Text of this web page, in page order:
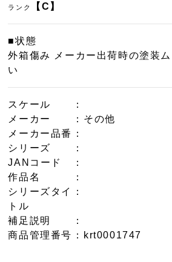
ランク 【C】
■状態
外箱傷み メーカー出荷時の塗装
い
スケール
：
メーカー
：その他
メーカー品番
：
シリーズ
：
JANコード
：
作品名
：
シリーズタイ
トル
：
補足説明
：
商品管理番号 ：krt0001747